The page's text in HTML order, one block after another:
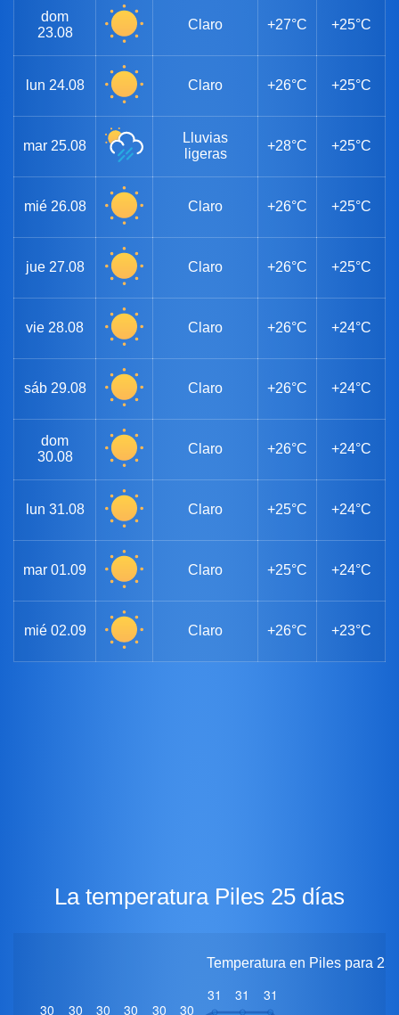
dom
23.08
Claro +27°C +25°C
lun 24.08 Claro +26°C +25°C
mar 25.08
Lluvias
ligeras
+28°C +25°C
mié 26.08 Claro +26°C +25°C
jue 27.08 Claro +26°C +25°C
vie 28.08 Claro +26°C +24°C
sáb 29.08 Claro +26°C +24°C
dom
30.08
Claro +26°C +24°C
lun 31.08 Claro +25°C +24°C
mar 01.09 Claro +25°C +24°C
mié 02.09 Claro +26°C +23°C
La temperatura Piles 25 días
Temperatura en Piles para